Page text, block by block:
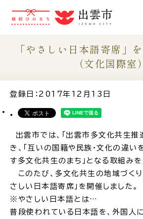
市民の方 （くらし・行政・議会）
事業者の方
外国人の方へ
新着情報一覧
ふるさと納税
「やさしい日本語寄席」
（文化国際室）
登録日：2017年12月13日
出雲市では、「出雲市多文化共生推
き、「互いの国籍や民族・文化の違い
す多文化共生のまち」となる取組みを
このたび、多文化共生の地域づくり
さしい日本語寄席」を開催しました。
※やさしい日本語とは…
普段使われている日本語を、外国人